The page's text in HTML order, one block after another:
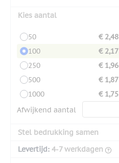
Kies aantal
50
€ 2,48
100
€ 2,17
250
€ 1,96
500
€ 1,87
1000
€ 1,75
Afwijkend aantal
Stel bedrukking samen
Levertijd: 4-7 werkdagen